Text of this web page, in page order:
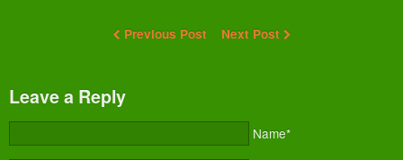
Previous Post Next Post
Leave a Reply
Name*